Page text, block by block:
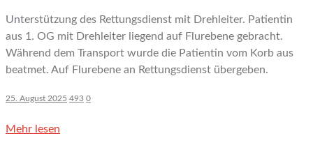
Unterstützung des Rettungsdienst mit Drehleiter. Patientin
aus 1. OG mit Drehleiter liegend auf Flurebene gebracht.
Während dem Transport wurde die Patientin vom Korb aus
beatmet. Auf Flurebene an Rettungsdienst übergeben.
25. August 2025 493 0
Mehr lesen